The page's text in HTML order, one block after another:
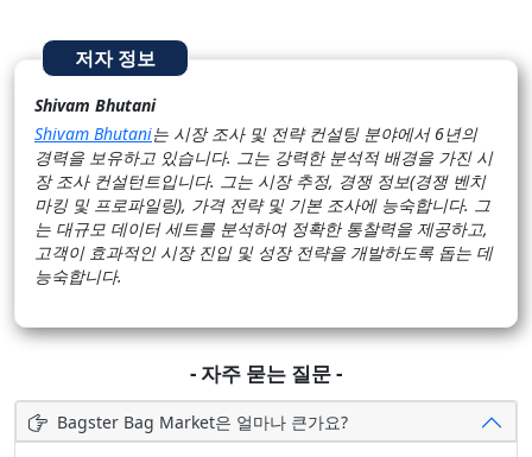
저자 정보
Shivam Bhutani
Shivam Bhutani는 시장 조사 및 전략 컨설팅 분야에서 6년의
경력을 보유하고 있습니다. 그는 강력한 분석적 배경을 가진 시
장 조사 컨설턴트입니다. 그는 시장 추정, 경쟁 정보(경쟁 벤치
마킹 및 프로파일링), 가격 전략 및 기본 조사에 능숙합니다. 그
는 대규모 데이터 세트를 분석하여 정확한 통찰력을 제공하고,
고객이 효과적인 시장 진입 및 성장 전략을 개발하도록 돕는 데
능숙합니다.
- 자주 묻는 질문 -
Bagster Bag Market은 얼마나 큰가요?